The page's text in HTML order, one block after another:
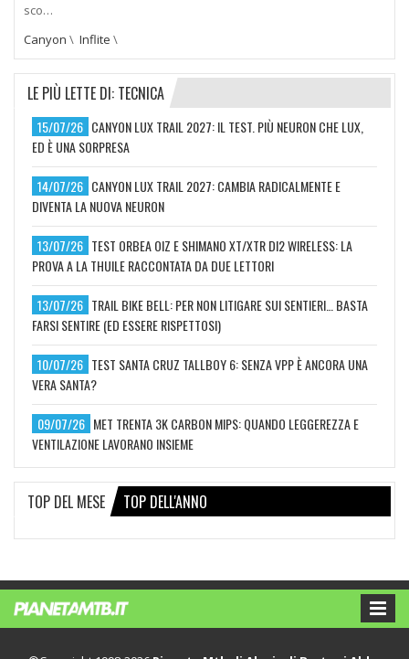
sco…
Canyon \ Inflite \
LE PIÙ LETTE DI: TECNICA
15/07/26 CANYON LUX TRAIL 2027: IL TEST. PIÙ NEURON CHE LUX,
ED È UNA SORPRESA
14/07/26 CANYON LUX TRAIL 2027: CAMBIA RADICALMENTE E
DIVENTA LA NUOVA NEURON
13/07/26 TEST ORBEA OIZ E SHIMANO XT/XTR DI2 WIRELESS: LA
PROVA A LA THUILE RACCONTATA DA DUE LETTORI
13/07/26 TRAIL BIKE BELL: PER NON LITIGARE SUI SENTIERI… BASTA
FARSI SENTIRE (ED ESSERE RISPETTOSI)
10/07/26 TEST SANTA CRUZ TALLBOY 6: SENZA VPP È ANCORA UNA
VERA SANTA?
09/07/26 MET TRENTA 3K CARBON MIPS: QUANDO LEGGEREZZA E
VENTILAZIONE LAVORANO INSIEME
TOP DEL MESE TOP DELL'ANNO